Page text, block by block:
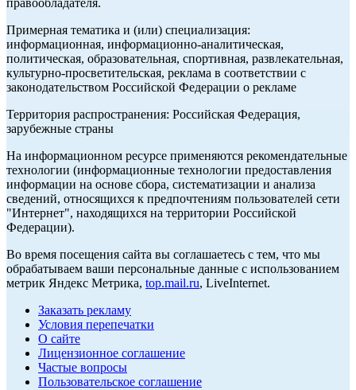
правообладателя.
Примерная тематика и (или) специализация:
информационная, информационно-аналитическая,
политическая, образовательная, спортивная, развлекательная,
культурно-просветительская, реклама в соответствии с
законодательством Российской Федерации о рекламе
Территория распространения: Российская Федерация,
зарубежные страны
На информационном ресурсе применяются рекомендательные
технологии (информационные технологии предоставления
информации на основе сбора, систематизации и анализа
сведений, относящихся к предпочтениям пользователей сети
"Интернет", находящихся на территории Российской
Федерации).
Во время посещения сайта вы соглашаетесь с тем, что мы
обрабатываем ваши персональные данные с использованием
метрик Яндекс Метрика, top.mail.ru, LiveInternet.
Заказать рекламу
Условия перепечатки
О сайте
Лицензионное соглашение
Частые вопросы
Пользовательское соглашение